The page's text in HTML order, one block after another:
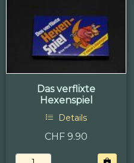
Das verflixte
Hexenspiel
Details
CHF 9.90